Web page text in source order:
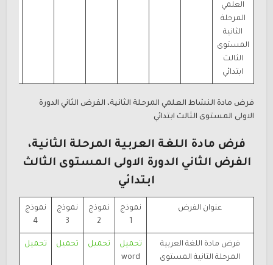
العلمي
المرحلة
الثانية
المستوى
الثالث
ابتدائي
فرض مادة النشاط العلمي المرحلة الثانية، الفرض الثاني الدورة
الاولى المستوى الثالث ابتدائي
فرض مادة اللغة العربية المرحلة الثانية،
الفرض الثاني الدورة الاولى المستوى الثالث
ابتدائي
عنوان الفرض
نموذج
1
نموذج
2
نموذج
3
نموذج
4
فرض مادة اللغة العربية
المرحلة الثانية المستوى
تحميل
word
تحميل تحميل تحميل